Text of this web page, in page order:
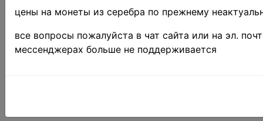
»Coins»
Russian
Federation -
1991 - n.d.
цены на монеты из серебра по прежнему
все вопросы пожалуйста в чат сайта или на эл.
мессенджерах больше не поддерживается